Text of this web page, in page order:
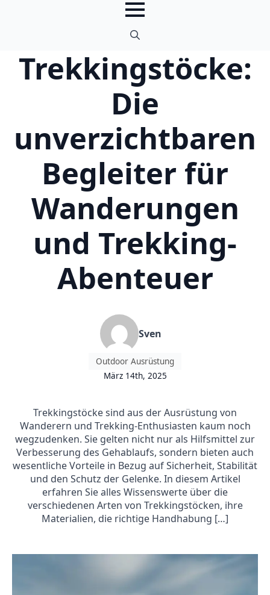
for:
Trekkingstöcke:
Die
unverzichtbaren
Begleiter für
Wanderungen
und Trekking-
Abenteuer
Sven
Outdoor Ausrüstung
März 14th, 2025
Trekkingstöcke sind aus der Ausrüstung von
Wanderern und Trekking-Enthusiasten kaum noch
wegzudenken. Sie gelten nicht nur als Hilfsmittel zur
Verbesserung des Gehablaufs, sondern bieten auch
wesentliche Vorteile in Bezug auf Sicherheit, Stabilität
und den Schutz der Gelenke. In diesem Artikel
erfahren Sie alles Wissenswerte über die
verschiedenen Arten von Trekkingstöcken, ihre
Materialien, die richtige Handhabung […]